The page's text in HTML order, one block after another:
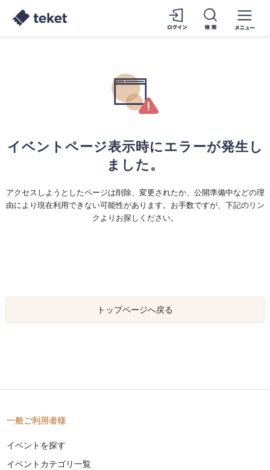
イベントページ表示時にエラーが発生し
ました。
アクセスしようとしたページは削除、変更されたか、公開準備中などの理
由により現在利用できない可能性があります。お手数ですが、下記のリン
クよりお探しください。
トップページへ戻る
一般ご利用者様
イベントを探す
イベントカテゴリ一覧